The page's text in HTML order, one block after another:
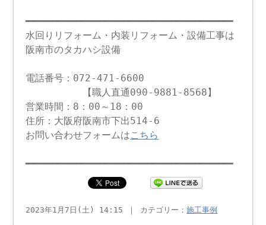
━━━━━━━━━━━━━━━━━━━━━━━━━━━━━━━━━━━
水回りリフォーム・内装リフォーム・設備工事は
阪南市のタカハシ設備
電話番号：072-471-6600
【職人直通090-9881-8568】
営業時間：8：00～18：00
住所：大阪府阪南市下出514-6
お問い合わせフォームはこちら
━━━━━━━━━━━━━━━━━━━━━━━━━━━━━━━━━━━
2023年1月7日(土) 14:15 ｜ カテゴリー：施工事例